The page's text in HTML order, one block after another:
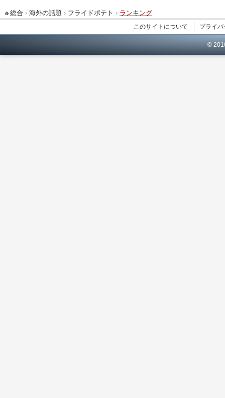
総合 › 海外の話題 › フライドポテト › ランキング
このサイトについて プライ
©